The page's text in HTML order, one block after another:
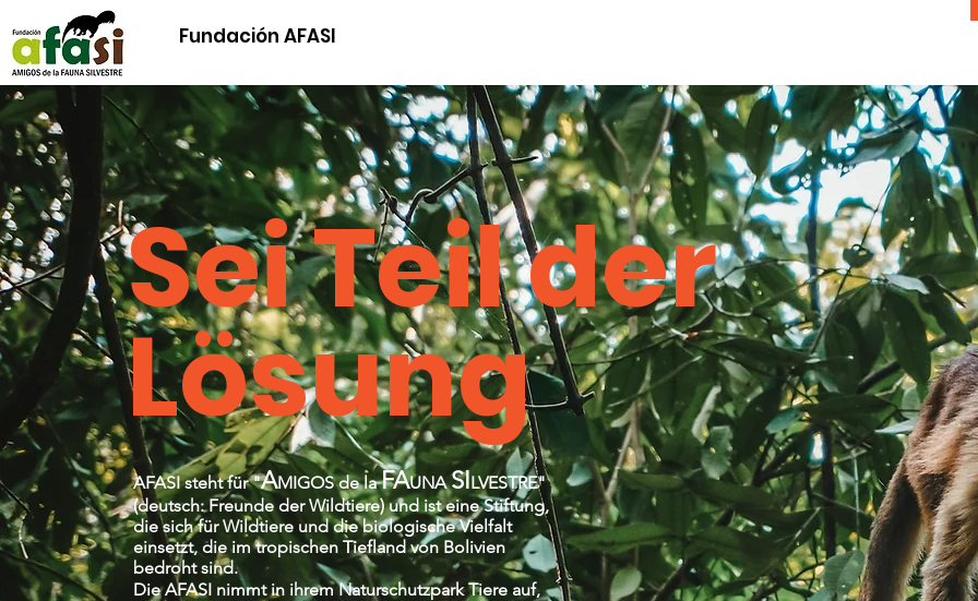
Fundación AFASI
Sei Teil der
Lösung
AFASI steht für "AMIGOS de laFAUNASILVESTRE"
(deutsch: Freunde der Wildtiere) und ist eine Stiftung,
die sich für Wildtiere und die biologische Vielfalt
einsetzt, die im tropischen Tiefland von Bolivien
bedroht sind.
Die AFASI nimmt in ihrem Naturschutzpark Tiere auf,